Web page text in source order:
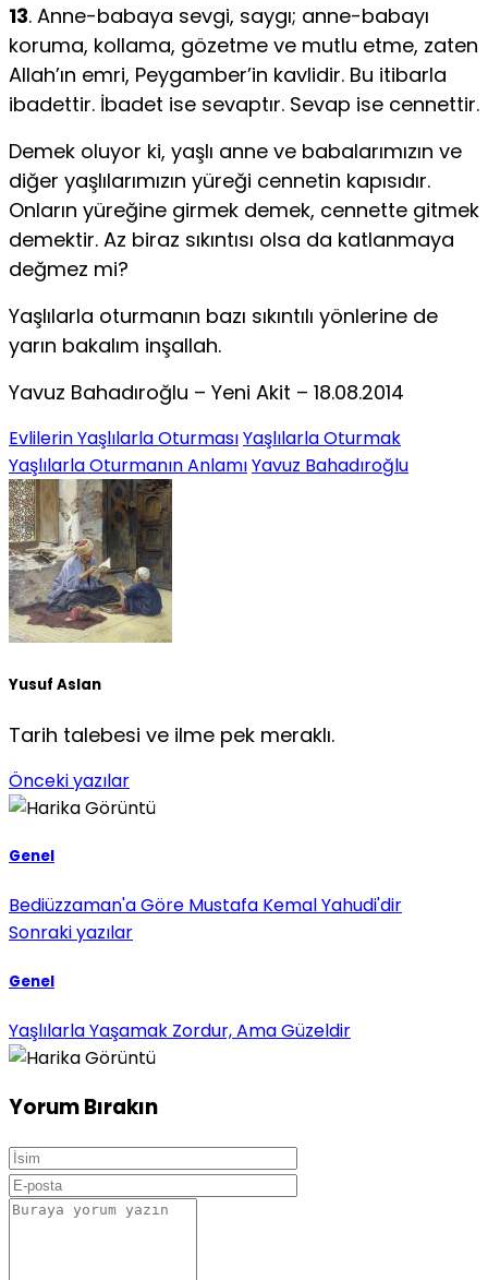
13. Anne-babaya sevgi, saygı; anne-babayı
koruma, kollama, gözetme ve mutlu etme, zaten
Allah’ın emri, Peygamber’in kavlidir. Bu itibarla
ibadettir. İbadet ise sevaptır. Sevap ise cennettir.
Demek oluyor ki, yaşlı anne ve babalarımızın ve
diğer yaşlılarımızın yüreği cennetin kapısıdır.
Onların yüreğine girmek demek, cennette gitmek
demektir. Az biraz sıkıntısı olsa da katlanmaya
değmez mi?
Yaşlılarla oturmanın bazı sıkıntılı yönlerine de
yarın bakalım inşallah.
Yavuz Bahadıroğlu – Yeni Akit – 18.08.2014
Evlilerin Yaşlılarla OturmasıYaşlılarla Oturmak
Yaşlılarla Oturmanın AnlamıYavuz Bahadıroğlu
Yusuf Aslan
Tarih talebesi ve ilme pek meraklı.
Önceki yazılar
Genel
Bediüzzaman'a Göre Mustafa Kemal Yahudi'dir
Sonraki yazılar
Genel
Yaşlılarla Yaşamak Zordur, Ama Güzeldir
Yorum Bırakın